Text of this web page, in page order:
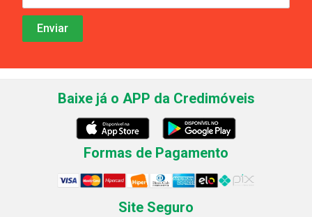
Baixe já o APP da Credimóveis
Formas de Pagamento
Site Seguro